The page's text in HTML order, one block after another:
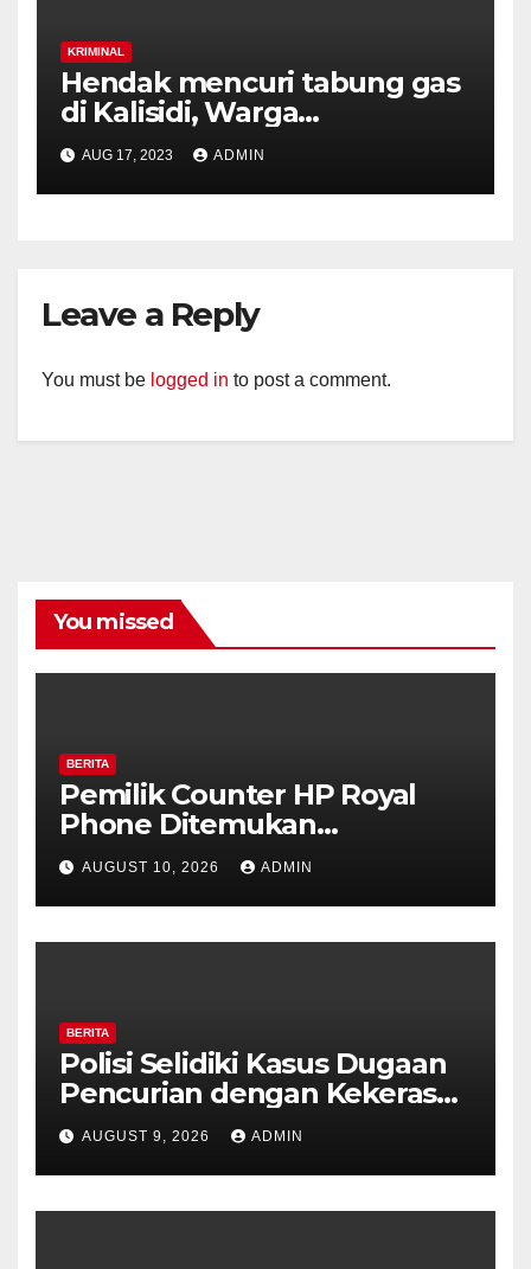
KRIMINAL
Hendak mencuri tabung gas
di Kalisidi, Warga
Gunungpati diamankan
warga.
AUG 17, 2023 ADMIN
Leave a Reply
You must be logged in to post a comment.
You missed
BERITA
Pemilik Counter HP Royal
Phone Ditemukan
Meninggal di Dalam Mobil di
Grobogan, Polisi Dalami
Keterkaitan dengan Kasus
Pencurian.
AUGUST 10, 2026 ADMIN
BERITA
Polisi Selidiki Kasus Dugaan
Pencurian dengan Kekerasan
di Counter HP Royal Phone
Ambarawa.
AUGUST 9, 2026 ADMIN